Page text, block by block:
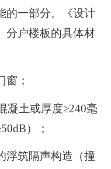
的一部分。《设计
分户楼板的具体材
；
土或厚度≥240毫
）；
筑隔声构造（撞